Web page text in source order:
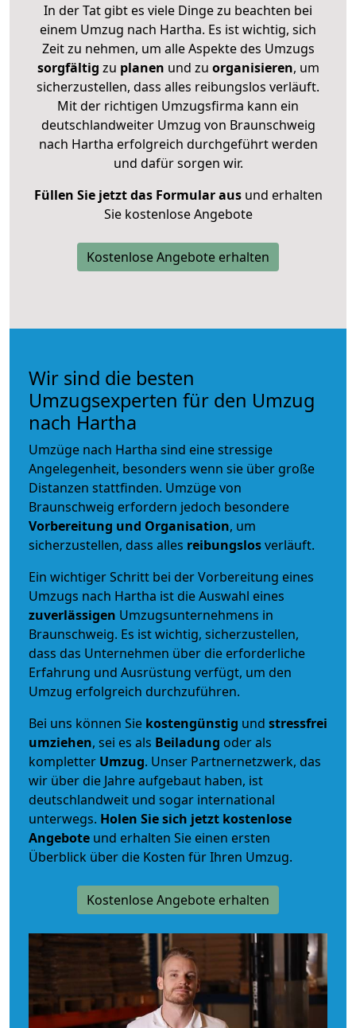
In der Tat gibt es viele Dinge zu beachten bei
einem Umzug nach Hartha. Es ist wichtig, sich
Zeit zu nehmen, um alle Aspekte des Umzugs
sorgfältig zu planen und zu organisieren, um
sicherzustellen, dass alles reibungslos verläuft.
Mit der richtigen Umzugsfirma kann ein
deutschlandweiter Umzug von Braunschweig
nach Hartha erfolgreich durchgeführt werden
und dafür sorgen wir.
Füllen Sie jetzt das Formular ausund erhalten
Sie kostenlose Angebote
Kostenlose Angebote erhalten
Wir sind die besten
Umzugsexperten für den Umzug
nach Hartha
Umzüge nach Hartha sind eine stressige
Angelegenheit, besonders wenn sie über große
Distanzen stattfinden. Umzüge von
Braunschweig erfordern jedoch besondere
Vorbereitung und Organisation, um
sicherzustellen, dass alles reibungslosverläuft.
Ein wichtiger Schritt bei der Vorbereitung eines
Umzugs nach Hartha ist die Auswahl eines
zuverlässigen Umzugsunternehmens in
Braunschweig. Es ist wichtig, sicherzustellen,
dass das Unternehmen über die erforderliche
Erfahrung und Ausrüstung verfügt, um den
Umzug erfolgreich durchzuführen.
Bei uns können Sie kostengünstig und stressfrei
umziehen, sei es als Beiladung oder als
kompletter Umzug. Unser Partnernetzwerk, das
wir über die Jahre aufgebaut haben, ist
deutschlandweit und sogar international
unterwegs. Holen Sie sich jetzt kostenlose
Angebote und erhalten Sie einen ersten
Überblick über die Kosten für Ihren Umzug.
Kostenlose Angebote erhalten